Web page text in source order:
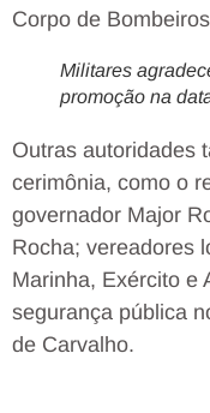
Corpo de
Militares
promoção na
Outras autoridades
cerimônia, como o
governador Major
Rocha; vereadores
Marinha, Exército e
segurança pública
de Carvalho.